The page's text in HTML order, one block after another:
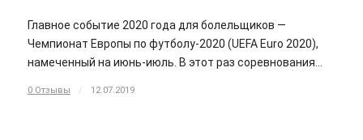
Главное событие 2020 года для болельщиков —
Чемпионат Европы по футболу-2020 (UEFA Euro 2020),
намеченный на июнь-июль. В этот раз соревнования…
0 Отзывы / 12.07.2019